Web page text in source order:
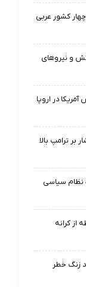
به چهار کشور عربی
و نیروهای
در اروپا
بر ترامپ بالا
نظام سیاسی
کرانه
زنگ خطر